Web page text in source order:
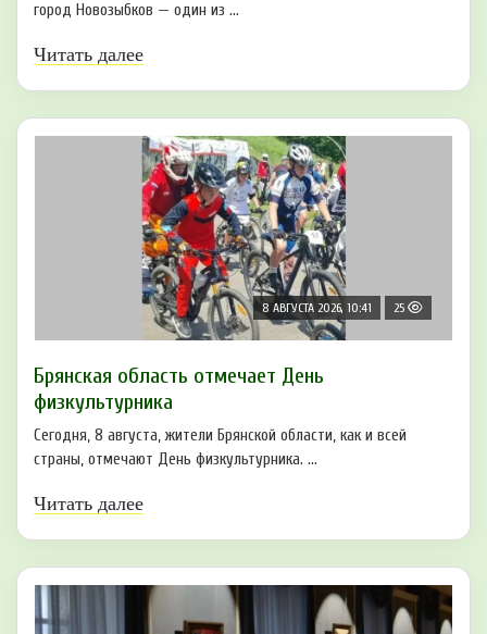
город Новозыбков — один из ...
Читать далее
8 АВГУСТА 2026, 10:41 25
Брянская область отмечает День
физкультурника
Сегодня, 8 августа, жители Брянской области, как и всей
страны, отмечают День физкультурника. ...
Читать далее